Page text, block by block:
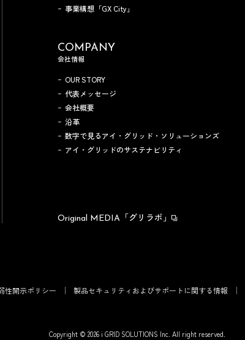
事業構想「GX City」
COMPANY
会社情報
OUR STORY
代表メッセージ
会社概要
沿革
数字で見るアイ・グリッド・ソリューションズ
アイ・グリッドのサステナビリティ
Original MEDIA 「グリラボ」
性開示ポリシー 製品セキュリティおよびサポートに関する情報
Copyright © 2026 i GRID SOLUTIONS Inc. All right reserved.